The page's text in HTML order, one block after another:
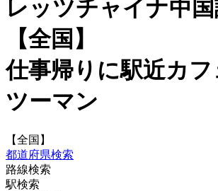
レッツチャイナ中
【全国】
仕事帰りに駅近カ
ツーマン
【全国】
都道府県検索
路線検索
駅検索